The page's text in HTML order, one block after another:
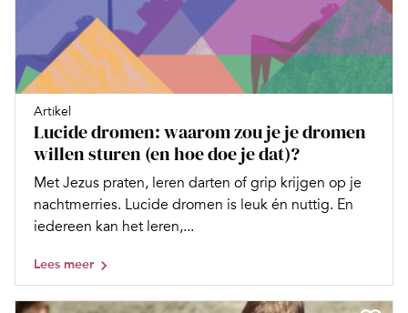
Artikel
Lucide dromen: waarom zou je je dromen
willen sturen (en hoe doe je dat)?
Met Jezus praten, leren darten of grip krijgen op je
nachtmerries. ­Lucide dromen is leuk én nuttig. En
iedereen kan het leren,...
Lees meer